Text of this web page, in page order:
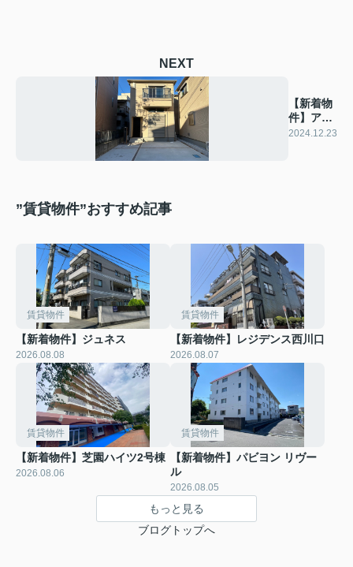
NEXT
【新着物
件】アリ
ビオA棟
2024.12.23
”賃貸物件”おすすめ記事
賃貸物件
【新着物件】ジュネス
2026.08.08
賃貸物件
【新着物件】レジデンス西川口
2026.08.07
賃貸物件
【新着物件】芝園ハイツ2号棟
2026.08.06
賃貸物件
【新着物件】パビヨン リヴー
ル
2026.08.05
もっと見る
ブログトップへ